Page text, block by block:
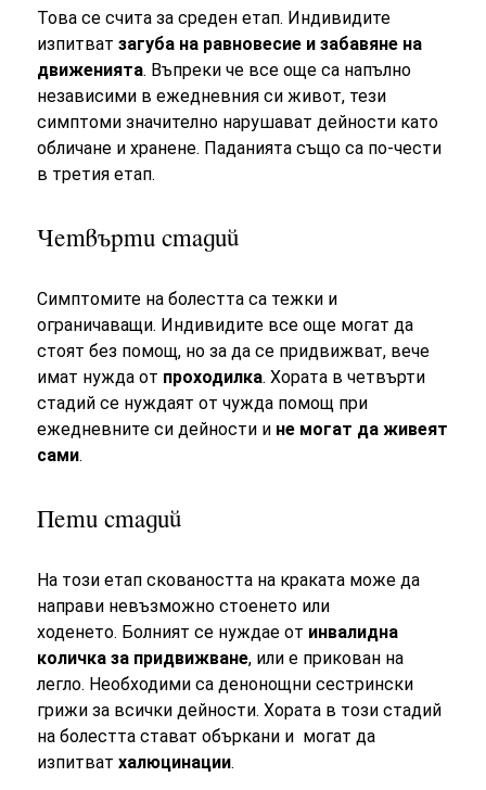
Това се счита за среден етап. Индивидите
изпитватзагуба на равновесие и забавяне на
движенията. Въпреки че все още са напълно
независими в ежедневния си живот, тези
симптоми значително нарушават дейности като
обличане и хранене. Паданията също са по-чести
в третия етап.
Четвърти стадий
Симптомите на болестта са тежки и
ограничаващи. Индивидите все още могат да
стоят без помощ, но за да се придвижват, вече
имат нужда от проходилка. Хората в четвърти
стадий се нуждаят от чужда помощ при
ежедневните си дейности и не могат да живеят
сами.
Пети стадий
На този етап сковаността на краката може да
направи невъзможно стоенето или
ходенето. Болният се нуждае от инвалидна
количка за придвижване, или е прикован на
легло. Необходими са денонощни сестрински
грижи за всички дейности. Хората в този стадий
на болестта стават объркани и могат да
изпитватхалюцинации.